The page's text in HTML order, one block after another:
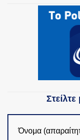
ΑΣΤΥΝΟΜΙΚΟ
Όνομα